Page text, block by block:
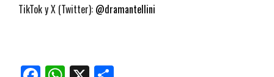
TikTok y X (Twitter): @dramantellini